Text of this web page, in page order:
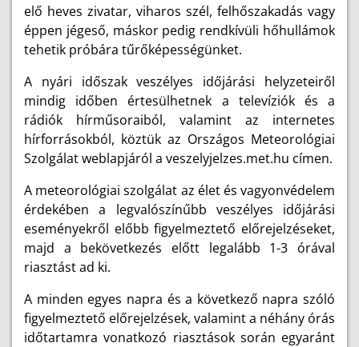
elő heves zivatar, viharos szél, felhőszakadás vagy
éppen jégeső, máskor pedig rendkívüli hőhullámok
tehetik próbára tűrőképességünket.
A nyári időszak veszélyes időjárási helyzeteiről
mindig időben értesülhetnek a televíziók és a
rádiók hírműsoraiból, valamint az internetes
hírforrásokból, köztük az Országos Meteorológiai
Szolgálat weblapjáról a veszelyjelzes.met.hu címen.
A meteorológiai szolgálat az élet és vagyonvédelem
érdekében a legvalószínűbb veszélyes időjárási
eseményekről előbb figyelmeztető előrejelzéseket,
majd a bekövetkezés előtt legalább 1-3 órával
riasztást ad ki.
A minden egyes napra és a következő napra szóló
figyelmeztető előrejelzések, valamint a néhány órás
időtartamra vonatkozó riasztások során egyaránt